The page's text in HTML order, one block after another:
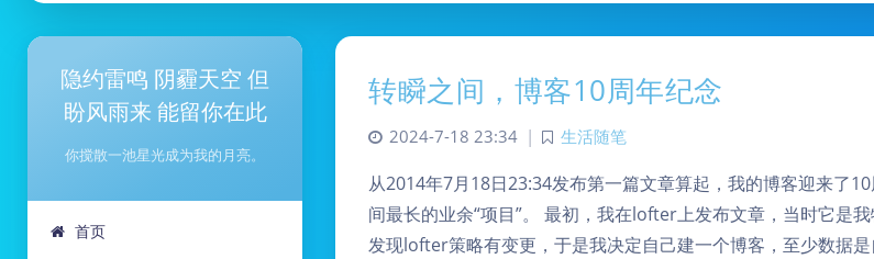
隐约雷鸣 阴霾天空 但
盼风雨来 能留你在此
你搅散一池星光成为我的月亮。
首页
转瞬之间，博客10周年纪念
2024-7-18 23:34 | 生活随笔
从2014年7月18日23:34发布第一篇文章算起，我的博客迎来了
间最长的业余“项目”。 最初，我在lofter上发布文章，当时它是
发现lofter策略有变更，于是我决定自己建一个博客，至少数据